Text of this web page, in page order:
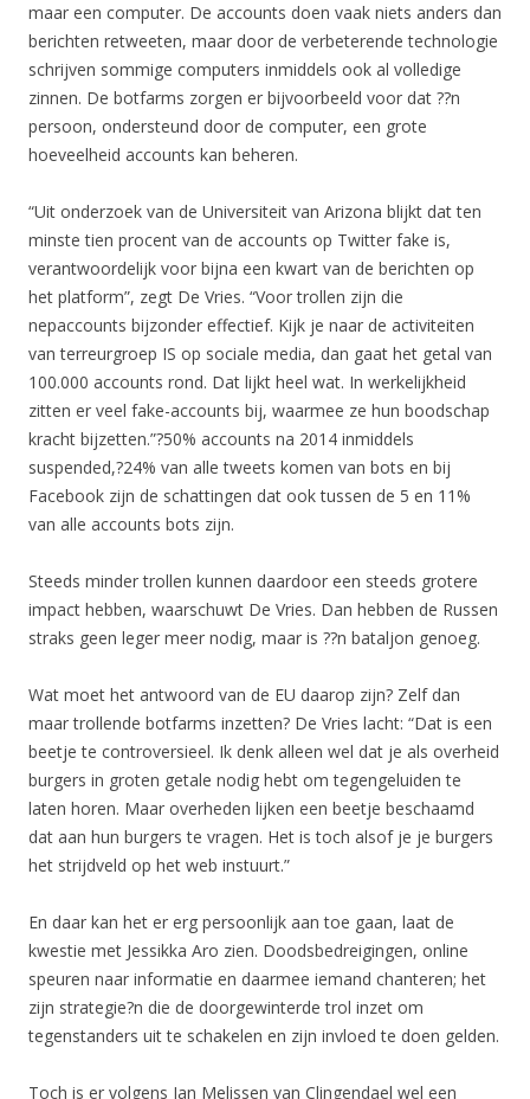
maar een computer. De accounts doen vaak niets anders dan
berichten retweeten, maar door de verbeterende technologie
schrijven sommige computers inmiddels ook al volledige
zinnen. De botfarms zorgen er bijvoorbeeld voor dat ??n
persoon, ondersteund door de computer, een grote
hoeveelheid accounts kan beheren.
“Uit onderzoek van de Universiteit van Arizona blijkt dat ten
minste tien procent van de accounts op Twitter fake is,
verantwoordelijk voor bijna een kwart van de berichten op
het platform”, zegt De Vries. “Voor trollen zijn die
nepaccounts bijzonder effectief. Kijk je naar de activiteiten
van terreurgroep IS op sociale media, dan gaat het getal van
100.000 accounts rond. Dat lijkt heel wat. In werkelijkheid
zitten er veel fake-accounts bij, waarmee ze hun boodschap
kracht bijzetten.”?50% accounts na 2014 inmiddels
suspended,?24% van alle tweets komen van bots en bij
Facebook zijn de schattingen dat ook tussen de 5 en 11%
van alle accounts bots zijn.
Steeds minder trollen kunnen daardoor een steeds grotere
impact hebben, waarschuwt De Vries. Dan hebben de Russen
straks geen leger meer nodig, maar is ??n bataljon genoeg.
Wat moet het antwoord van de EU daarop zijn? Zelf dan
maar trollende botfarms inzetten? De Vries lacht: “Dat is een
beetje te controversieel. Ik denk alleen wel dat je als overheid
burgers in groten getale nodig hebt om tegengeluiden te
laten horen. Maar overheden lijken een beetje beschaamd
dat aan hun burgers te vragen. Het is toch alsof je je burgers
het strijdveld op het web instuurt.”
En daar kan het er erg persoonlijk aan toe gaan, laat de
kwestie met Jessikka Aro zien. Doodsbedreigingen, online
speuren naar informatie en daarmee iemand chanteren; het
zijn strategie?n die de doorgewinterde trol inzet om
tegenstanders uit te schakelen en zijn invloed te doen gelden.
Toch is er volgens Jan Melissen van Clingendael wel een